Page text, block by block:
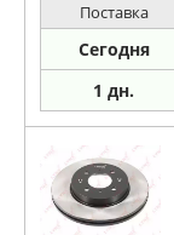
Поставка
Сегодня
1 дн.